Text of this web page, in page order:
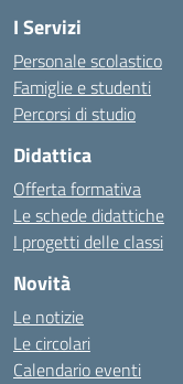
I Servizi
Personale scolastico
Famiglie e studenti
Percorsi di studio
Didattica
Offerta formativa
Le schede didattiche
I progetti delle classi
Novità
Le notizie
Le circolari
Calendario eventi